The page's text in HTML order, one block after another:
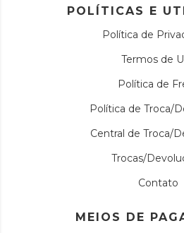
POLÍTICAS E
Política de
Termos de
Política de
Política de Troca/
Central de Troca/
Trocas/
Contato
MEIOS DE